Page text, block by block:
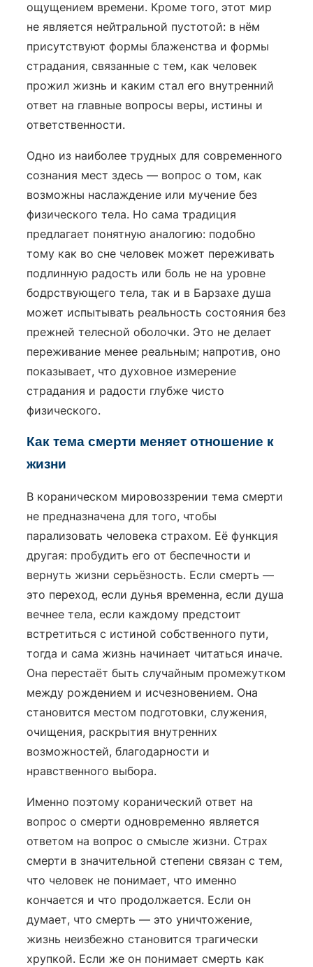
ощущением времени. Кроме того, этот мир
не является нейтральной пустотой: в нём
присутствуют формы блаженства и формы
страдания, связанные с тем, как человек
прожил жизнь и каким стал его внутренний
ответ на главные вопросы веры, истины и
ответственности.
Одно из наиболее трудных для современного
сознания мест здесь — вопрос о том, как
возможны наслаждение или мучение без
физического тела. Но сама традиция
предлагает понятную аналогию: подобно
тому как во сне человек может переживать
подлинную радость или боль не на уровне
бодрствующего тела, так и в Барзахе душа
может испытывать реальность состояния без
прежней телесной оболочки. Это не делает
переживание менее реальным; напротив, оно
показывает, что духовное измерение
страдания и радости глубже чисто
физического.
Как тема смерти меняет отношение к
жизни
В кораническом мировоззрении тема смерти
не предназначена для того, чтобы
парализовать человека страхом. Её функция
другая: пробудить его от беспечности и
вернуть жизни серьёзность. Если смерть —
это переход, если дунья временна, если душа
вечнее тела, если каждому предстоит
встретиться с истиной собственного пути,
тогда и сама жизнь начинает читаться иначе.
Она перестаёт быть случайным промежутком
между рождением и исчезновением. Она
становится местом подготовки, служения,
очищения, раскрытия внутренних
возможностей, благодарности и
нравственного выбора.
Именно поэтому коранический ответ на
вопрос о смерти одновременно является
ответом на вопрос о смысле жизни. Страх
смерти в значительной степени связан с тем,
что человек не понимает, что именно
кончается и что продолжается. Если он
думает, что смерть — это уничтожение,
жизнь неизбежно становится трагически
хрупкой. Если же он понимает смерть как